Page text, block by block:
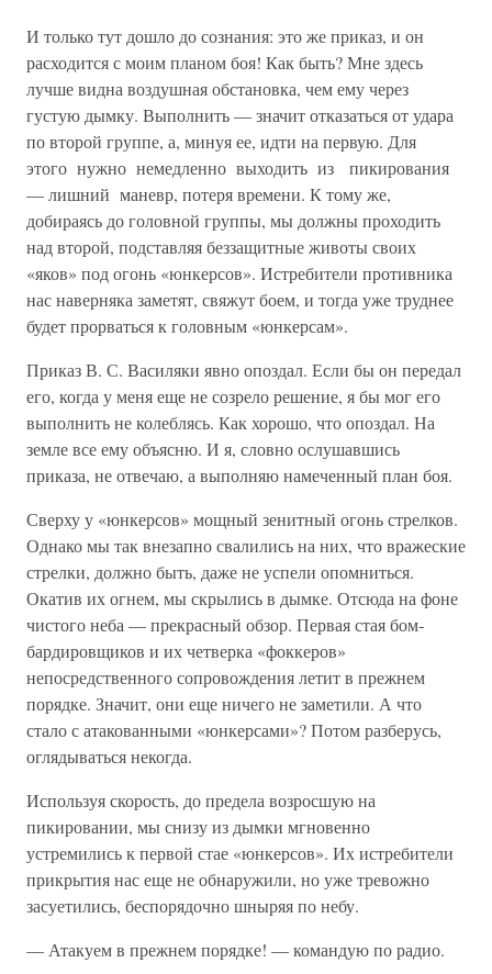
И только тут дошло до сознания: это же приказ, и он
расходится с моим планом боя! Как быть? Мне здесь
лучше видна воздушная обстановка, чем ему через
густую дымку. Выполнить — значит отка­заться от удара
по второй группе, а, минуя ее, идти на первую. Для
этого нужно немедленно выходить из пикирования
— лишний маневр, потеря времени. К тому же,
добираясь до головной группы, мы должны проходить
над второй, подставляя беззащитные животы сво­их
«яков» под огонь «юнкерсов». Истребители противника
нас навер­няка заметят, свяжут боем, и тогда уже труднее
будет прорваться к головным «юнкерсам».
Приказ В. С. Василяки явно опоздал. Если бы он передал
его, когда у меня еще не созрело решение, я бы мог его
выполнить не колеблясь. Как хорошо, что опоздал. На
земле все ему объясню. И я, словно ослушавшись
приказа, не отвечаю, а выполняю намеченный план боя.
Сверху у «юнкерсов» мощный зенитный огонь стрелков.
Однако мы так внезапно свалились на них, что вражеские
стрелки, должно быть, даже не успели опомниться.
Окатив их огнем, мы скрылись в дымке. Отсюда на фоне
чистого неба — прекрасный обзор. Первая стая бом­
бардировщиков и их четверка «фоккеров»
непосредственного сопро­вождения летит в прежнем
порядке. Значит, они еще ничего не заме­тили. А что
стало с атакованными «юнкерсами»? Потом разберусь,
оглядываться некогда.
Используя скорость, до предела возросшую на
пикировании, мы снизу из дымки мгновенно
устремились к первой стае «юнкерсов». Их истребители
прикрытия нас еще не обнаружили, но уже тревожно
засуетились, беспорядочно шныряя по небу.
— Атакуем в прежнем порядке! — командую по радио.